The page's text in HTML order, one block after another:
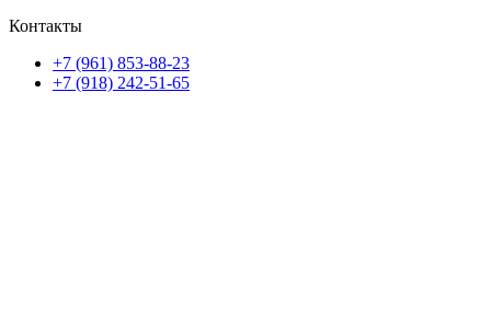
Контакты
+7 (961) 853-88-23
+7 (918) 242-51-65